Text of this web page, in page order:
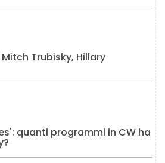
Trubisky, Hillary
quanti programmi in CW ha